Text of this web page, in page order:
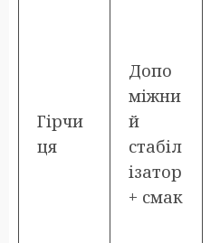
Гірчи
ця
Допо
міжни
й
стабіл
ізатор
+ смак